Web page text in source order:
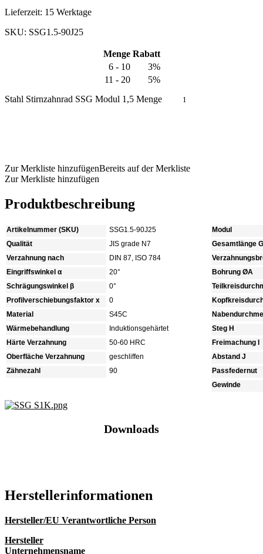
Lieferzeit: 15 Werktage
SKU: SSG1.5-90J25
Menge Rabatt
6 - 10
3%
11 - 20
5%
Stahl Stirnzahnrad SSG Modul 1,5 Menge
Zur Merkliste hinzufügenBereits auf der Merkliste
Zur Merkliste hinzufügen
Produktbeschreibung
Artikelnummer (SKU)
SSG1.5-90J25
Qualität
JIS grade N7
Verzahnung nach
DIN 87, ISO 784
Eingriffswinkel α
20°
Schrägungswinkel β
0°
Profilverschiebungsfaktor x
0
Material
S45C
Wärmebehandlung
Induktionsgehärtet
Härte Verzahnung
50-60 HRC
Oberfläche Verzahnung
geschliffen
Zähnezahl
90
Modul
Gesamtlänge G
Bohrung ØA
Steg H
Freimachung I
Abstand J
Passfedernut
Gewinde
Downloads
Hersteller­informationen
Hersteller/EU Verantwortliche Person
Hersteller
Unternehmensname